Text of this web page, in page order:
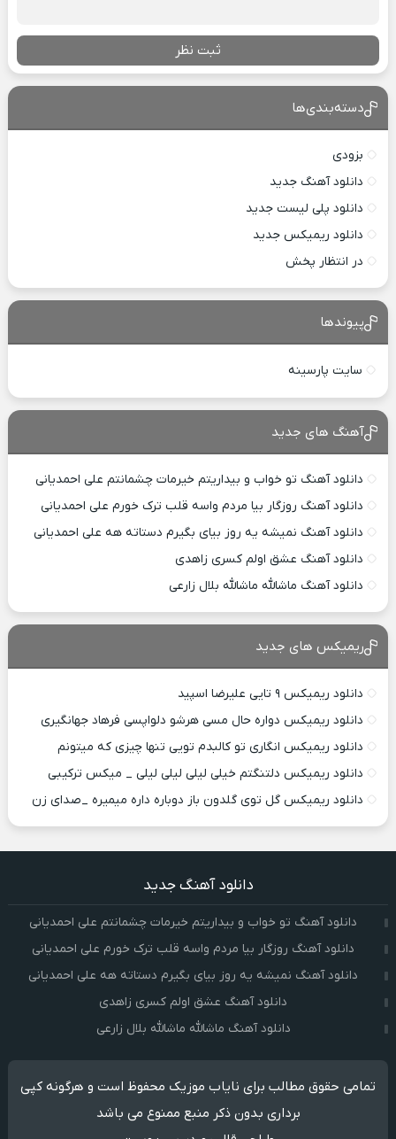
ثبت نظر
دسته‌بندی‌ها
بزودی
دانلود آهنگ جدید
دانلود پلی لیست جدید
دانلود ریمیکس جدید
در انتظار پخش
پیوندها
سایت پارسینه
آهنگ های جدید
دانلود آهنگ تو خواب و بیداریتم خیرمات چشمانتم علی احمدیانی
دانلود آهنگ روزگار بیا مردم واسه قلب ترک خورم علی احمدیانی
دانلود آهنگ نمیشه یه روز بیای بگیرم دستاته هه علی احمدیانی
دانلود آهنگ عشق اولم کسری زاهدی
دانلود آهنگ ماشالله ماشالله بلال زارعی
ریمیکس های جدید
دانلود ریمیکس ۹ تایی علیرضا اسپید
دانلود ریمیکس دواره حال مسی هرشو دلواپسی فرهاد جهانگیری
دانلود ریمیکس انگاری تو کالبدم تویی تنها چیزی که میتونم
دانلود ریمیکس دلتنگتم خیلی لیلی لیلی لیلی _ میکس ترکیبی
دانلود ریمیکس گل توی گلدون باز دوباره داره میمیره _صدای زن
دانلود آهنگ جدید
دانلود آهنگ تو خواب و بیداریتم خیرمات چشمانتم علی احمدیانی
دانلود آهنگ روزگار بیا مردم واسه قلب ترک خورم علی احمدیانی
دانلود آهنگ نمیشه یه روز بیای بگیرم دستاته هه علی احمدیانی
دانلود آهنگ عشق اولم کسری زاهدی
دانلود آهنگ ماشالله ماشالله بلال زارعی
تمامی حقوق مطالب برای نایاب موزیک محفوظ است و هرگونه کپی
برداری بدون ذکر منبع ممنوع می باشد